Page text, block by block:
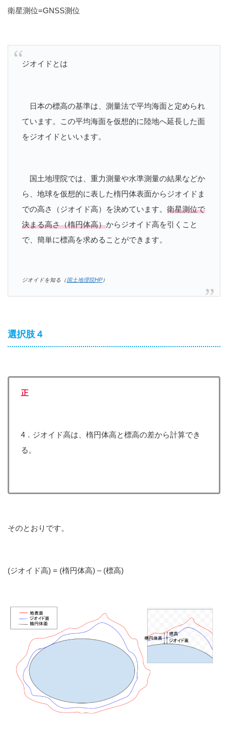
衛星測位=GNSS測位
ジオイドとは
日本の標高の基準は、測量法で平均海面と定められ
ています。この平均海面を仮想的に陸地へ延長した面
をジオイドといいます。
国土地理院では、重力測量や水準測量の結果などか
ら、地球を仮想的に表した楕円体表面からジオイドま
での高さ（ジオイド高）を決めています。 衛星測位で
決まる高さ（楕円体高）からジオイド高を引くこと
で、簡単に標高を求めることができます。
ジオイドを知る（国土地理院HP）
選択肢４
正
4．ジオイド高は、楕円体高と標高の差から計算でき
る。
そのとおりです。
(ジオイド高) = (楕円体高) – (標高)